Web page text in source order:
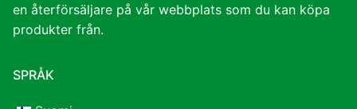
en återförsäljare på vår webbplats som du kan köpa
produkter från.
SPRÅK